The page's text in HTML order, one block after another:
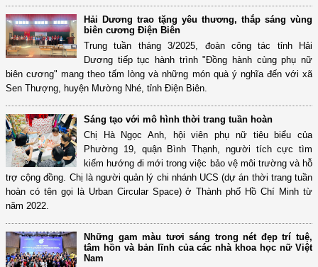
Hải Dương trao tặng yêu thương, thắp sáng vùng
biên cương Điện Biên
Trung tuần tháng 3/2025, đoàn công tác tỉnh Hải
Dương tiếp tục hành trình "Đồng hành cùng phụ nữ
biên cương" mang theo tấm lòng và những món quà ý nghĩa đến với xã
Sen Thượng, huyện Mường Nhé, tỉnh Điện Biên.
Sáng tạo với mô hình thời trang tuần hoàn
Chị Hà Ngọc Anh, hội viên phụ nữ tiêu biểu của
Phường 19, quận Bình Thạnh, người tích cực tìm
kiếm hướng đi mới trong việc bảo vệ môi trường và hỗ
trợ cộng đồng. Chị là người quản lý chi nhánh UCS (dự án thời trang tuần
hoàn có tên gọi là Urban Circular Space) ở Thành phố Hồ Chí Minh từ
năm 2022.
Những gam màu tươi sáng trong nét đẹp trí tuệ,
tâm hồn và bản lĩnh của các nhà khoa học nữ Việt
Nam